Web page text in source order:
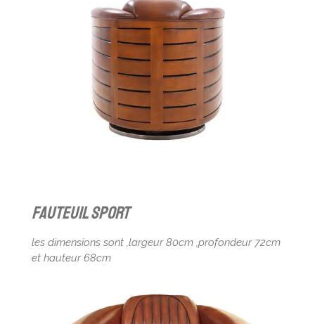
fauteuil sport
les dimensions sont ,largeur 80cm ,profondeur 72cm
et hauteur 68cm